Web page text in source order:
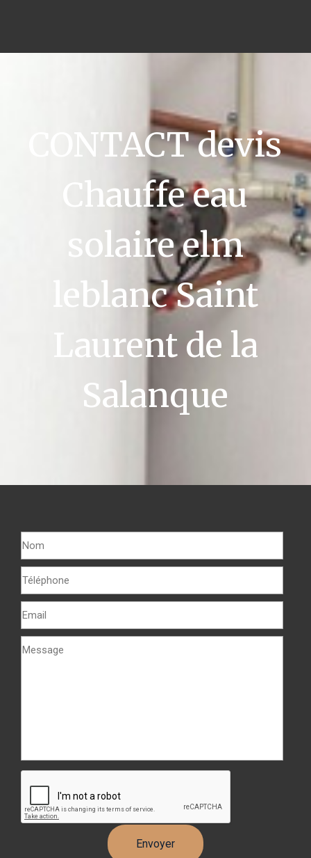
CONTACT devis
Chauffe eau
solaire elm
leblanc Saint
Laurent de la
Salanque